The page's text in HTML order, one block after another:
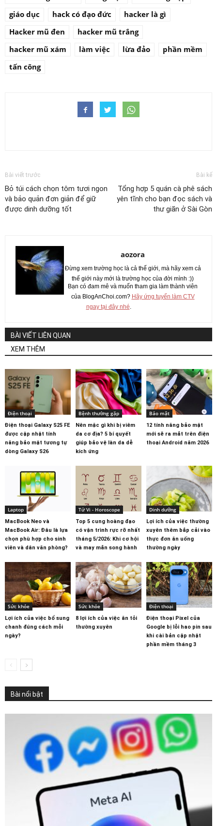
giáo dục
hack có đạo đức
hacker là gì
Hacker mũ đen
hacker mũ trắng
hacker mũ xám
làm việc lừa đảo
phần mềm
tấn công
Bài viết trước
Bỏ túi cách chọn tôm tươi ngon
và bảo quản đơn giản để giữ
được dinh dưỡng tốt
Bài kế
Tổng hợp 5 quán cà phê sách
yên tĩnh cho bạn đọc sách và
thư giãn ở Sài Gòn
aozora
Đừng xem trường học là cả thế giới, mà hãy xem cả
thế giới này mới là trường học của đời mình :))
Bạn có đam mê và muốn tham gia làm thành viên
của BlogAnChoi.com? Hãy ứng tuyển làm CTV
ngay tại đây nhé.
BÀI VIẾT LIÊN QUAN
XEM THÊM
Điện thoại
Điện thoại Galaxy S25 FE
được cập nhật tính
năng bảo mật tương tự
dòng Galaxy S26
Bệnh thường gặp
Nên mặc gì khi bị viêm
da cơ địa? 5 bí quyết
giúp bảo vệ làn da dễ
kích ứng
Bảo mật
12 tính năng bảo mật
mới sẽ ra mắt trên điện
thoại Android năm 2026
Laptop
MacBook Neo và
MacBook Air: Đâu là lựa
chọn phù hợp cho sinh
viên và dân văn phòng?
Tử Vi - Horoscope
Top 5 cung hoàng đạo
có vận trình rực rỡ nhất
tháng 5/2026: Khi cơ hội
và may mắn song hành
Dinh dưỡng
Lợi ích của việc thường
xuyên thêm bắp cải vào
thực đơn ăn uống
thường ngày
Sức khỏe
Lợi ích của việc bổ sung
chanh đúng cách mỗi
ngày?
Sức khỏe
8 lợi ích của việc ăn tỏi
thường xuyên
Điện thoại
Điện thoại Pixel của
Google bị lỗi hao pin sau
khi cài bản cập nhật
phần mềm tháng 3
Bài nổi bật